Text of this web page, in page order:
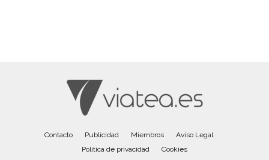
Contacto Publicidad Miembros
Aviso Legal
Política de privacidad
Cookies